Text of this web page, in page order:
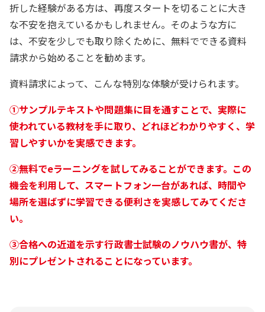
折した経験がある方は、再度スタートを切ることに大き
な不安を抱えているかもしれません。そのような方に
は、不安を少しでも取り除くために、無料でできる資料
請求から始めることを勧めます。
資料請求によって、こんな特別な体験が受けられます。
➀サンプルテキストや問題集に目を通すことで、実際に
使われている教材を手に取り、どれほどわかりやすく、学
習しやすいかを実感できます。
②無料でeラーニングを試してみることができます。この
機会を利用して、スマートフォン一台があれば、時間や
場所を選ばずに学習できる便利さを実感してみてくださ
い。
③合格への近道を示す行政書士試験のノウハウ書が、特
別にプレゼントされることになっています。